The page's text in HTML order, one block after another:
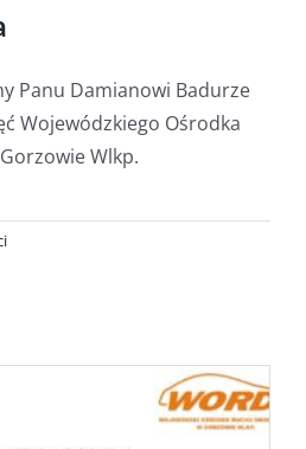
Panu Damianowi Badurze
Wojewódzkiego Ośrodka
Wlkp.